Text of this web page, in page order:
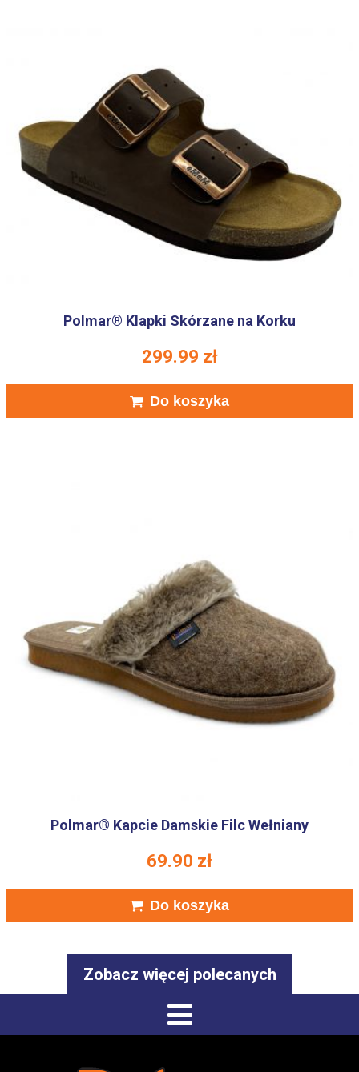
Polmar® Klapki Skórzane na Korku
299.99 zł
Do koszyka
Polmar® Kapcie Damskie Filc Wełniany
69.90 zł
Do koszyka
Zobacz więcej polecanych